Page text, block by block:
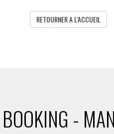
RETOURNER A L'ACCUEIL
-